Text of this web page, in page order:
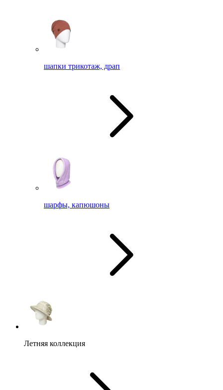
шапки трикотаж, драп
шарфы, капюшоны
Летняя коллекция